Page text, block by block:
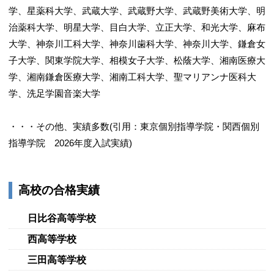
学、星薬科大学、武蔵大学、武蔵野大学、武蔵野美術大学、明
治薬科大学、明星大学、目白大学、立正大学、和光大学、麻布
大学、神奈川工科大学、神奈川歯科大学、神奈川大学、鎌倉女
子大学、関東学院大学、相模女子大学、松蔭大学、湘南医療大
学、湘南鎌倉医療大学、湘南工科大学、聖マリアンナ医科大
学、洗足学園音楽大学
・・・その他、実績多数(引用：東京個別指導学院・関西個別
指導学院 2026年度入試実績)
高校の合格実績
日比谷高等学校
西高等学校
三田高等学校